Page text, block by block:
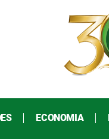
ECONOMIA